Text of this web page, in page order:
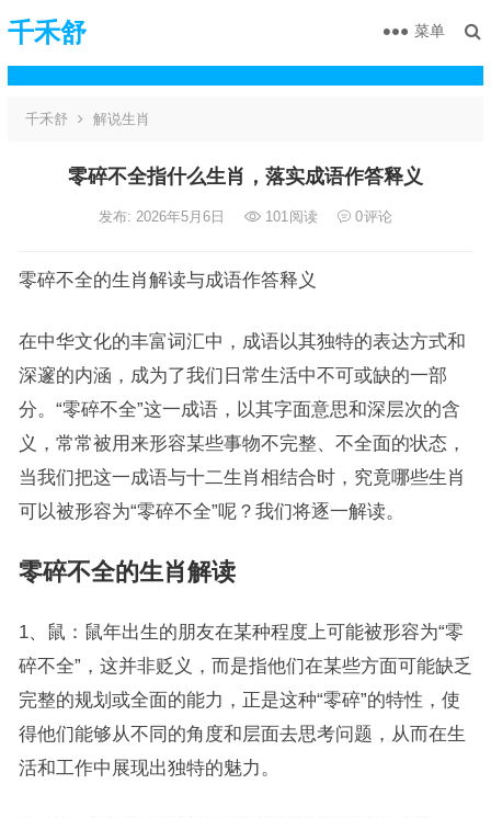
千禾舒 菜单
千禾舒 解说生肖
零碎不全指什么生肖，落实成语作答释义
发布: 2026年5月6日 101阅读 0评论
零碎不全的生肖解读与成语作答释义
在中华文化的丰富词汇中，成语以其独特的表达方式和
深邃的内涵，成为了我们日常生活中不可或缺的一部
分。“零碎不全”这一成语，以其字面意思和深层次的含
义，常常被用来形容某些事物不完整、不全面的状态，
当我们把这一成语与十二生肖相结合时，究竟哪些生肖
可以被形容为“零碎不全”呢？我们将逐一解读。
零碎不全的生肖解读
1、鼠：鼠年出生的朋友在某种程度上可能被形容为“零
碎不全”，这并非贬义，而是指他们在某些方面可能缺乏
完整的规划或全面的能力，正是这种“零碎”的特性，使
得他们能够从不同的角度和层面去思考问题，从而在生
活和工作中展现出独特的魅力。